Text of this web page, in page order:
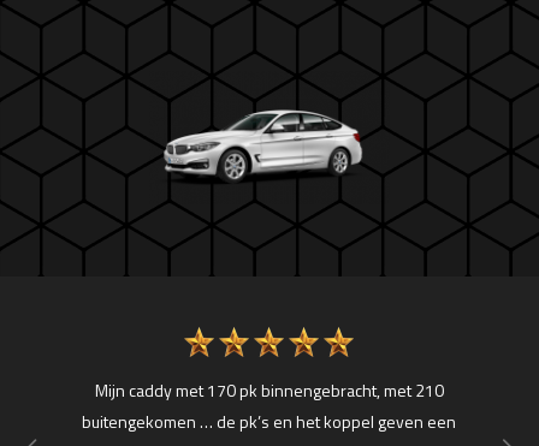
Mijn caddy met 170 pk binnengebracht, met 210
buitengekomen … de pk’s en het koppel geven een